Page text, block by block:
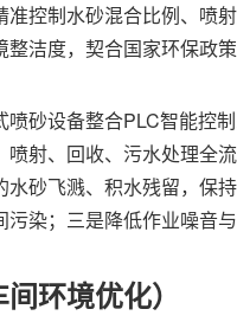
控制水砂混合比例、喷
洁度，契合国家环保政策
砂设备整合PLC智能控
射、回收、污水处理全
砂飞溅、积水残留，保
染；三是降低作业噪音
环境优化）